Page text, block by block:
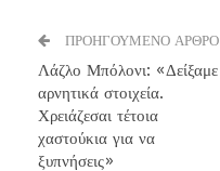
ΠΡΟΗΓΟΥΜΕΝΟ ΑΡΘΡΟ
Λάζλο Μπόλονι: «Δείξαμε
αρνητικά στοιχεία.
Χρειάζεσαι τέτοια
χαστούκια για να
ξυπνήσεις»